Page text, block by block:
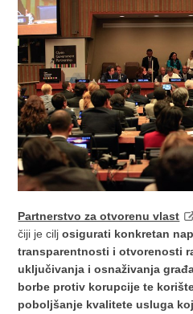
Partnerstvo za otvorenu vlast
čiji je ciljosigurati konkretan
transparentnosti i otvorenosti
uključivanja i osnaživanja
borbe protiv korupcije te
poboljšanje kvalitete usluga